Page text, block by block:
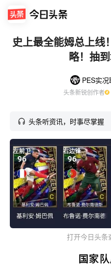
史上最全能姆总上线
略！抽
PES实况
头条新锐创作者
头条听资讯，时事尽掌握
打开今日头条
国家